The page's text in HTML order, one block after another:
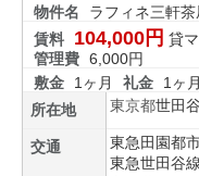
物件名
ラフィネ三軒茶
賃料
104,000円 貸
管理費 6,000円
敷金
1ヶ月 礼金
1ヶ月
所在地
東京都世田
交通 東急田園都
東急世田谷線